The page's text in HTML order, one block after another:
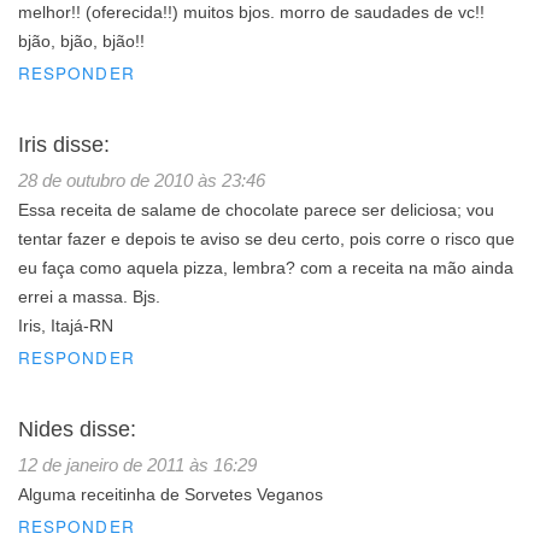
melhor!! (oferecida!!) muitos bjos. morro de saudades de vc!!
bjão, bjão, bjão!!
RESPONDER
Iris disse:
28 de outubro de 2010 às 23:46
Essa receita de salame de chocolate parece ser deliciosa; vou
tentar fazer e depois te aviso se deu certo, pois corre o risco que
eu faça como aquela pizza, lembra? com a receita na mão ainda
errei a massa. Bjs.
Iris, Itajá-RN
RESPONDER
Nides disse:
12 de janeiro de 2011 às 16:29
Alguma receitinha de Sorvetes Veganos
RESPONDER